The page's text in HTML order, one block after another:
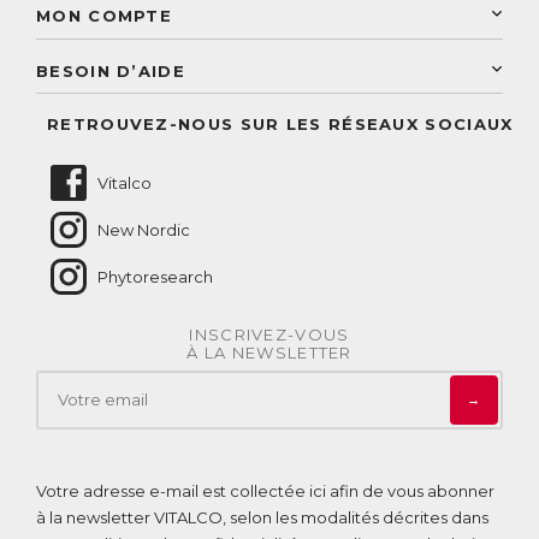
Paiement sécurisé
Conseils personnalisés
Conseil personnalisé
MON COMPTE
BESOIN D’AIDE
RETROUVEZ-NOUS SUR LES RÉSEAUX SOCIAUX
Vitalco
New Nordic
Phytoresearch
INSCRIVEZ-VOUS
À LA NEWSLETTER
→
Votre adresse e-mail est collectée ici afin de vous abonner
à la newsletter VITALCO, selon les modalités décrites dans